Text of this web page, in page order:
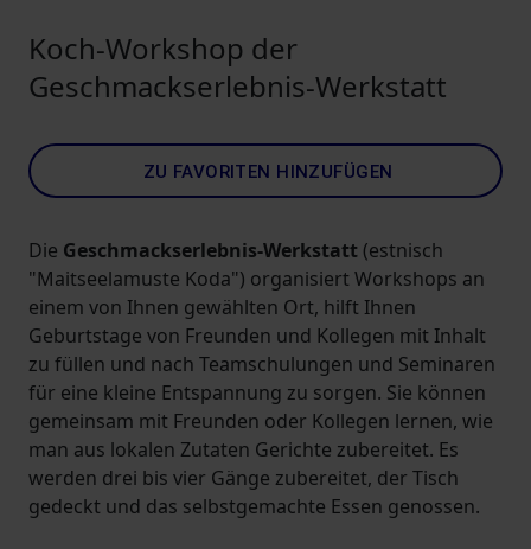
Koch-Workshop der
Geschmackserlebnis-Werkstatt
ZU FAVORITEN HINZUFÜGEN
Die Geschmackserlebnis-Werkstatt (estnisch
"Maitseelamuste Koda") organisiert Workshops an
einem von Ihnen gewählten Ort, hilft Ihnen
Geburtstage von Freunden und Kollegen mit Inhalt
zu füllen und nach Teamschulungen und Seminaren
für eine kleine Entspannung zu sorgen. Sie können
gemeinsam mit Freunden oder Kollegen lernen, wie
man aus lokalen Zutaten Gerichte zubereitet. Es
werden drei bis vier Gänge zubereitet, der Tisch
gedeckt und das selbstgemachte Essen genossen.